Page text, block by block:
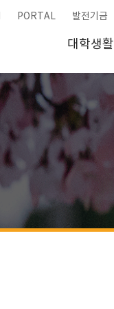
PORTAL 발전기금
대학생활